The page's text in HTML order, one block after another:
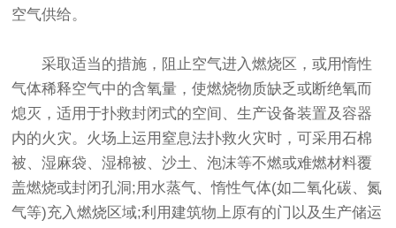
空气供给。
采取适当的措施，阻止空气进入燃烧区，或用惰性
气体稀释空气中的含氧量，使燃烧物质缺乏或断绝氧而
熄灭，适用于扑救封闭式的空间、生产设备装置及容器
内的火灾。火场上运用窒息法扑救火灾时，可采用石棉
被、湿麻袋、湿棉被、沙土、泡沫等不燃或难燃材料覆
盖燃烧或封闭孔洞;用水蒸气、惰性气体(如二氧化碳、氮
气等)充入燃烧区域;利用建筑物上原有的门以及生产储运